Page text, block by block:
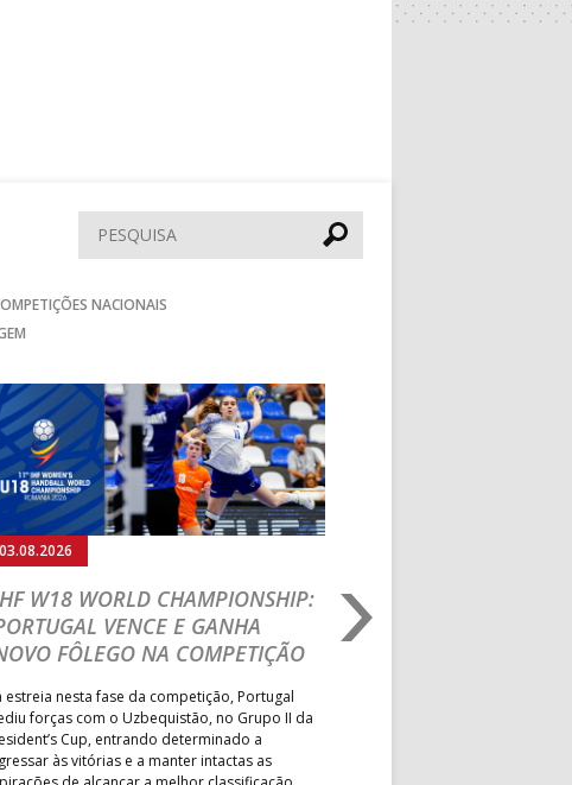
Pesquisar
NACIONAIS
03.08.2026
W18 WORLD CHAMPIONSHIP:
VENCE E GANHA
FÔLEGO NA COMPETIÇÃO
estreia nesta fase da competição, Portugal
forças com o Uzbequistão, no Grupo II da
Cup, entrando determinado a
às vitórias e a manter intactas as
Seguinte